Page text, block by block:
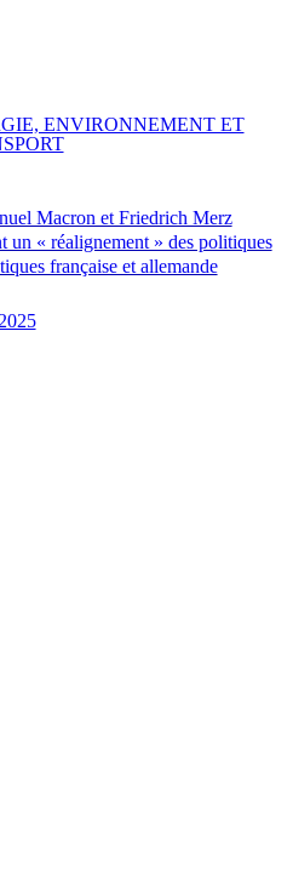
Macron et Friedrich Merz
un « réalignement » des politiques
française et allemande
ENVIRONNEMENT ET